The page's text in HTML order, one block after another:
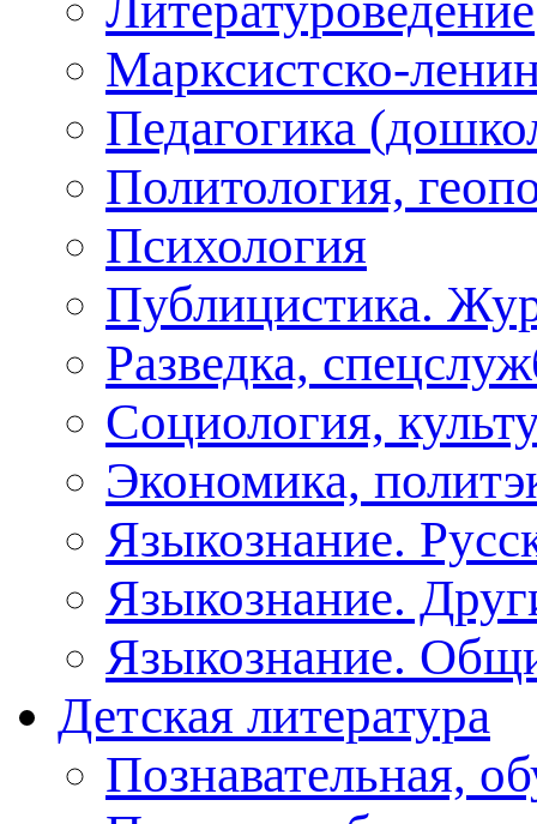
Марксистско-
Педагогика
Политология,
Психология
Публицистика.
Разведка,
Социология,
Экономика,
Языкознание.
Языкознание.
Языкознание.
Детская литература
Познавательная,